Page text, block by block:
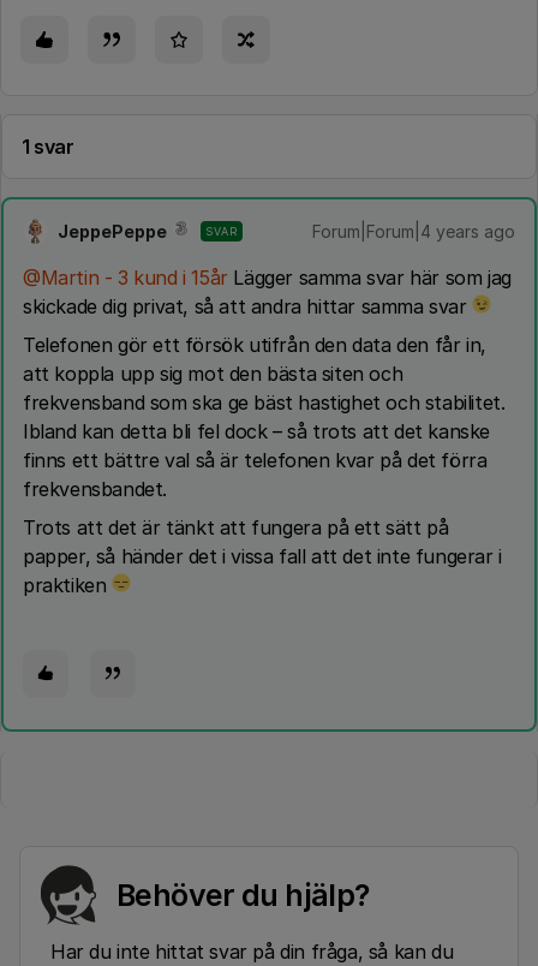
1 svar
JeppePeppe SVAR Forum|Forum|4 years ago
@Martin - 3 kund i 15år Lägger samma svar här som jag
skickade dig privat, så att andra hittar samma svar
Telefonen gör ett försök utifrån den data den får in,
att koppla upp sig mot den bästa siten och
frekvensband som ska ge bäst hastighet och stabilitet.
Ibland kan detta bli fel dock – så trots att det kanske
finns ett bättre val så är telefonen kvar på det förra
frekvensbandet.
Trots att det är tänkt att fungera på ett sätt på
papper, så händer det i vissa fall att det inte fungerar i
praktiken
Behöver du hjälp?
Har du inte hittat svar på din fråga, så kan du